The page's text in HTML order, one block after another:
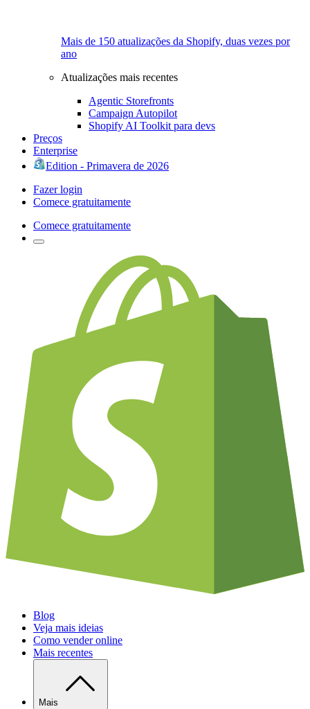
Mais de 150 atualizações da Shopify, duas vezes por
ano
Atualizações mais recentes
Agentic Storefronts
Campaign Autopilot
Shopify AI Toolkit para devs
Preços
Enterprise
Edition - Primavera de 2026
Fazer login
Comece gratuitamente
Comece gratuitamente
Blog
Veja mais ideias
Como vender online
Mais recentes
Mais